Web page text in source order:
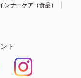
ンナーケア（食品）
ト